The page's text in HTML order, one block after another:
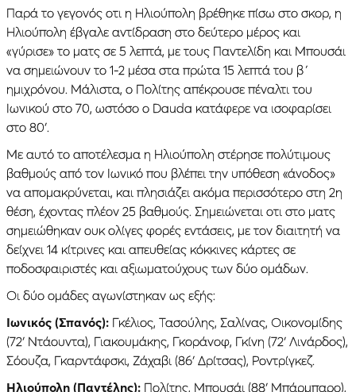
Παρά το γεγονός οτι η Ηλιούπολη βρέθηκε πίσω στο σκορ, η
Ηλιούπολη έβγαλε αντίδραση στο δεύτερο μέρος και
«γύρισε» το ματς σε 5 λεπτά, με τους Παντελίδη και Μπουσάι
να σημειώνουν το 1-2 μέσα στα πρώτα 15 λεπτά του β΄
ημιχρόνου. Μάλιστα, ο Πολίτης απέκρουσε πέναλτι του
Ιωνικού στο 70, ωστόσο ο Dauda κατάφερε να ισοφαρίσει
στο 80′.
Με αυτό το αποτέλεσμα η Ηλιούπολη στέρησε πολύτιμους
βαθμούς από τον Ιωνικό που βλέπει την υπόθεση «άνοδος»
να απομακρύνεται, και πλησιάζει ακόμα περισσότερο στη 2η
θέση, έχοντας πλέον 25 βαθμούς. Σημειώνεται οτι στο ματς
σημειώθηκαν ουκ ολίγες φορές εντάσεις, με τον διαιτητή να
δείχνει 14 κίτρινες και απευθείας κόκκινες κάρτες σε
ποδοσφαιριστές και αξιωματούχους των δύο ομάδων.
Oι δύο ομάδες αγωνίστηκαν ως εξής:
Ιωνικός (Σπανός): Γκέλιος, Τασούλης, Σαλίνας, Οικονομίδης
(72′ Ντάουντα), Γιακουμάκης, Γκοράνοφ, Γκίνη (72′ Λινάρδος),
Σόουζα, Γκαρντάφσκι, Ζάχαβι (86′ Δρίτσας), Ροντρίγκεζ.
Ηλιούπολη (Παντέλης): Πολίτης, Μπουσάι (88′ Μπάρμπαρο),